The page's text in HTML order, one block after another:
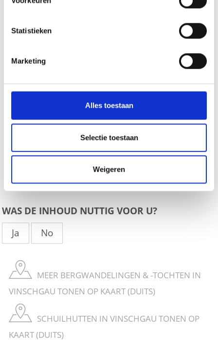
Statistieken
Marketing
Alles toestaan
Selectie toestaan
Weigeren
WAS DE INHOUD NUTTIG VOOR U?
Ja
No
MEER BERGWANDELINGEN & -TOCHTEN IN
VINSCHGAU TONEN OP KAART (DUITS)
SCHUILHUTTEN IN VINSCHGAU TONEN OP
KAART (DUITS)